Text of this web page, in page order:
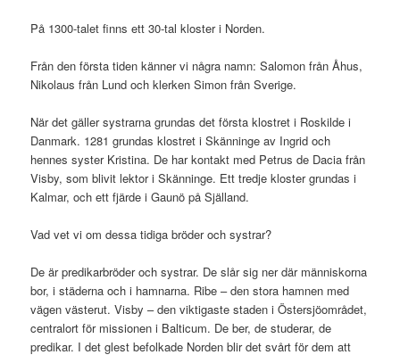
På 1300-talet finns ett 30-tal kloster i Norden.
Från den första tiden känner vi några namn: Salomon från Åhus,
Nikolaus från Lund och klerken Simon från Sverige.
När det gäller systrarna grundas det första klostret i Roskilde i
Danmark. 1281 grundas klostret i Skänninge av Ingrid och
hennes syster Kristina. De har kontakt med Petrus de Dacia från
Visby, som blivit lektor i Skänninge. Ett tredje kloster grundas i
Kalmar, och ett fjärde i Gaunö på Själland.
Vad vet vi om dessa tidiga bröder och systrar?
De är predikarbröder och systrar. De slår sig ner där människorna
bor, i städerna och i hamnarna. Ribe – den stora hamnen med
vägen västerut. Visby – den viktigaste staden i Östersjöområdet,
centralort för missionen i Balticum. De ber, de studerar, de
predikar. I det glest befolkade Norden blir det svårt för dem att